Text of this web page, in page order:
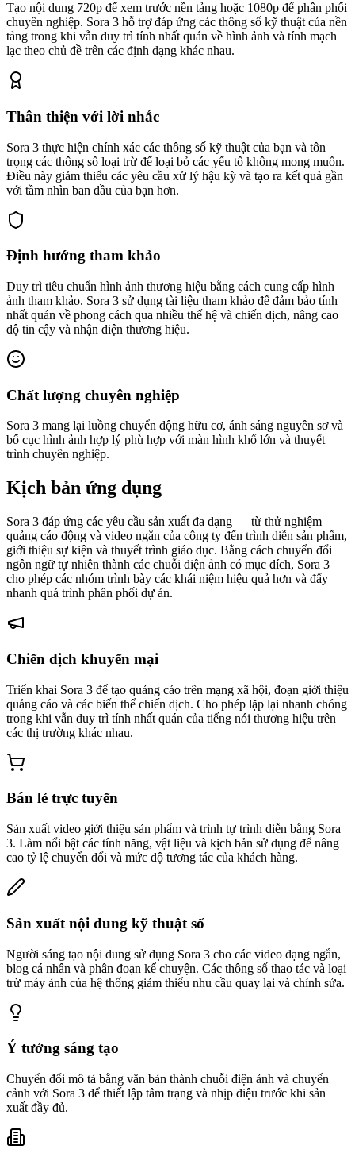
Tạo nội dung 720p để xem trước nền tảng hoặc 1080p để phân phối
chuyên nghiệp. Sora 3 hỗ trợ đáp ứng các thông số kỹ thuật của nền
tảng trong khi vẫn duy trì tính nhất quán về hình ảnh và tính mạch
lạc theo chủ đề trên các định dạng khác nhau.
Thân thiện với lời nhắc
Sora 3 thực hiện chính xác các thông số kỹ thuật của bạn và tôn
trọng các thông số loại trừ để loại bỏ các yếu tố không mong muốn.
Điều này giảm thiểu các yêu cầu xử lý hậu kỳ và tạo ra kết quả gần
với tầm nhìn ban đầu của bạn hơn.
Định hướng tham khảo
Duy trì tiêu chuẩn hình ảnh thương hiệu bằng cách cung cấp hình
ảnh tham khảo. Sora 3 sử dụng tài liệu tham khảo để đảm bảo tính
nhất quán về phong cách qua nhiều thế hệ và chiến dịch, nâng cao
độ tin cậy và nhận diện thương hiệu.
Chất lượng chuyên nghiệp
Sora 3 mang lại luồng chuyển động hữu cơ, ánh sáng nguyên sơ và
bố cục hình ảnh hợp lý phù hợp với màn hình khổ lớn và thuyết
trình chuyên nghiệp.
Kịch bản ứng dụng
Sora 3 đáp ứng các yêu cầu sản xuất đa dạng — từ thử nghiệm
quảng cáo động và video ngắn của công ty đến trình diễn sản phẩm,
giới thiệu sự kiện và thuyết trình giáo dục. Bằng cách chuyển đổi
ngôn ngữ tự nhiên thành các chuỗi điện ảnh có mục đích, Sora 3
cho phép các nhóm trình bày các khái niệm hiệu quả hơn và đẩy
nhanh quá trình phân phối dự án.
Chiến dịch khuyến mại
Triển khai Sora 3 để tạo quảng cáo trên mạng xã hội, đoạn giới thiệu
quảng cáo và các biến thể chiến dịch. Cho phép lặp lại nhanh chóng
trong khi vẫn duy trì tính nhất quán của tiếng nói thương hiệu trên
các thị trường khác nhau.
Bán lẻ trực tuyến
Sản xuất video giới thiệu sản phẩm và trình tự trình diễn bằng Sora
3. Làm nổi bật các tính năng, vật liệu và kịch bản sử dụng để nâng
cao tỷ lệ chuyển đổi và mức độ tương tác của khách hàng.
Sản xuất nội dung kỹ thuật số
Người sáng tạo nội dung sử dụng Sora 3 cho các video dạng ngắn,
blog cá nhân và phân đoạn kể chuyện. Các thông số thao tác và loại
trừ máy ảnh của hệ thống giảm thiểu nhu cầu quay lại và chỉnh sửa.
Ý tưởng sáng tạo
Chuyển đổi mô tả bằng văn bản thành chuỗi điện ảnh và chuyển
cảnh với Sora 3 để thiết lập tâm trạng và nhịp điệu trước khi sản
xuất đầy đủ.